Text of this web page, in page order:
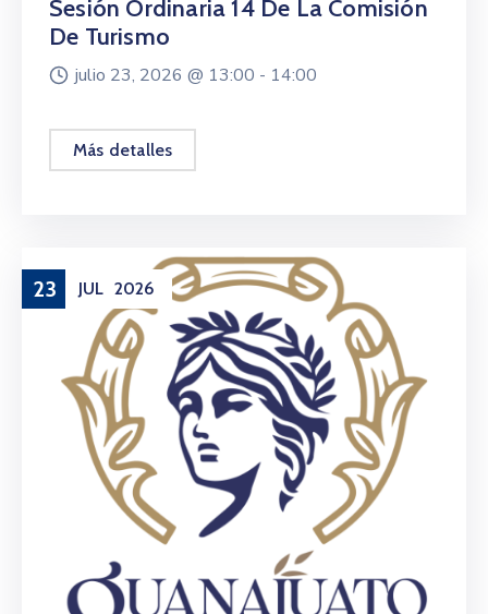
Sesión Ordinaria 14 De La Comisión
De Turismo
julio 23, 2026 @ 13:00 - 14:00
Más detalles
23 JUL 2026